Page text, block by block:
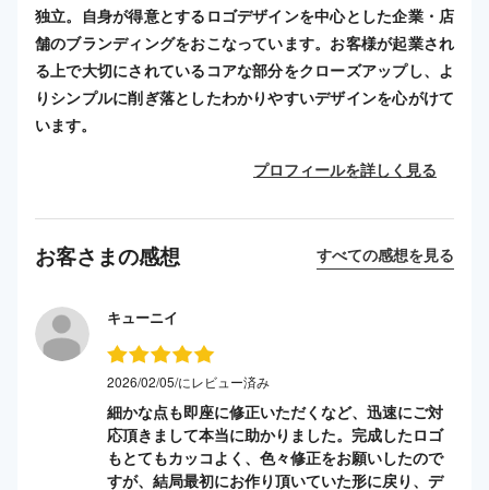
独立。自身が得意とするロゴデザインを中心とした企業・店
舗のブランディングをおこなっています。お客様が起業され
る上で大切にされているコアな部分をクローズアップし、よ
りシンプルに削ぎ落としたわかりやすいデザインを心がけて
います。
プロフィールを詳しく見る
お客さまの感想 すべての感想を見る
キューニイ
2026/02/05/にレビュー済み
細かな点も即座に修正いただくなど、迅速にご対
応頂きまして本当に助かりました。完成したロゴ
もとてもカッコよく、色々修正をお願いしたので
すが、結局最初にお作り頂いていた形に戻り、デ